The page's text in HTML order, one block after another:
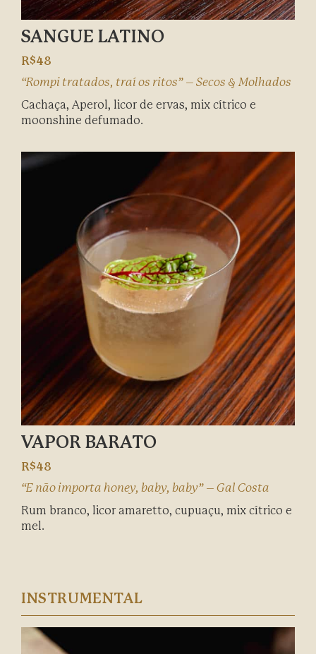
SANGUE LATINO
R$48
“Rompi tratados, traí os ritos” – Secos & Molhados
Cachaça, Aperol, licor de ervas, mix cítrico e
moonshine defumado.
VAPOR BARATO
R$48
“E não importa honey, baby, baby” – Gal Costa
Rum branco, licor amaretto, cupuaçu, mix cítrico e
mel.
INSTRUMENTAL